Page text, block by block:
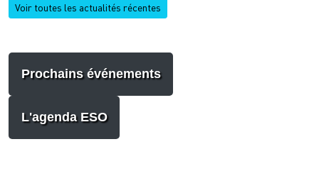
Voir toutes les actualités récentes
Prochains événements
L'agenda ESO